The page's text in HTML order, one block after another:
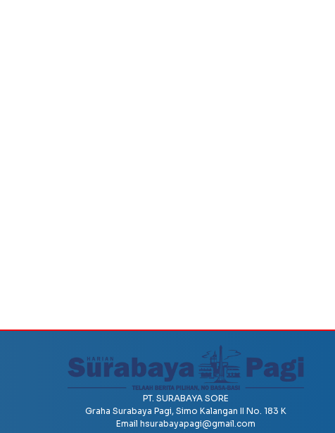
PT. SURABAYA SORE
Graha Surabaya Pagi, Simo Kalangan II No. 183 K
Email hsurabayapagi@gmail.com